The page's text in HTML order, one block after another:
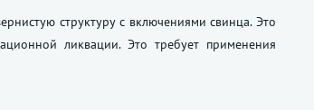
структуру с включениями свинца. Это
ликвации. Это требует применения